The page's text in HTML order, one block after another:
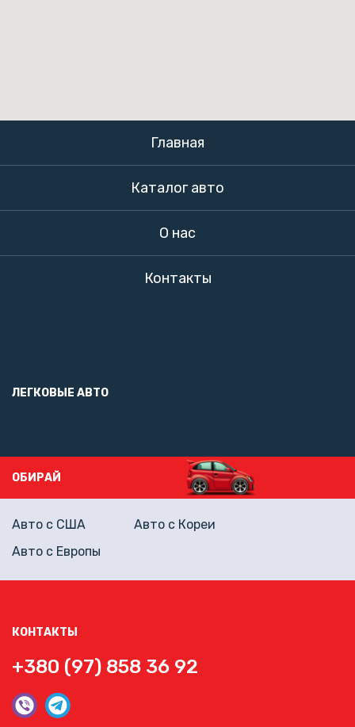
Главная
Каталог авто
О нас
Контакты
ЛЕГКОВЫЕ АВТО
КОНТАКТЫ
+380 (97) 858 36 92
ОБИРАЙ
Авто с США
Авто с Кореи
Авто с Европы